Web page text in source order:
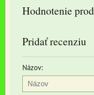
Hodnotenie
Pridať recenziu
Názov: